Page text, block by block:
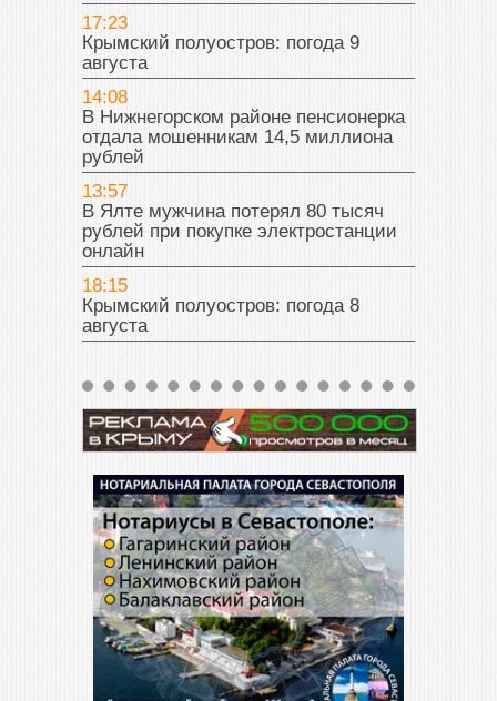
17:23
Крымский полуостров: погода 9
августа
14:08
В Нижнегорском районе пенсионерка
отдала мошенникам 14,5 миллиона
рублей
13:57
В Ялте мужчина потерял 80 тысяч
рублей при покупке электростанции
онлайн
18:15
Крымский полуостров: погода 8
августа